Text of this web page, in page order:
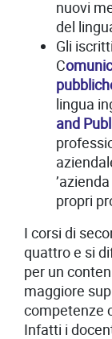
nuovi
del
Gli
C
lingua
and
’
propri
I corsi di
quattro e si
per un
maggiore
competenze
Infatti i